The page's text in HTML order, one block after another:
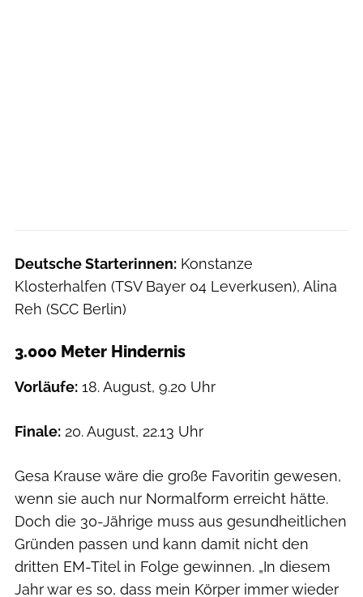
Deutsche Starterinnen: Konstanze
Klosterhalfen (TSV Bayer 04 Leverkusen), Alina
Reh (SCC Berlin)
3.000 Meter Hindernis
Vorläufe: 18. August, 9.20 Uhr
Finale: 20. August, 22.13 Uhr
Gesa Krause wäre die große Favoritin gewesen,
wenn sie auch nur Normalform erreicht hätte.
Doch die 30-Jährige muss aus gesundheitlichen
Gründen passen und kann damit nicht den
dritten EM-Titel in Folge gewinnen. „In diesem
Jahr war es so, dass mein Körper immer wieder